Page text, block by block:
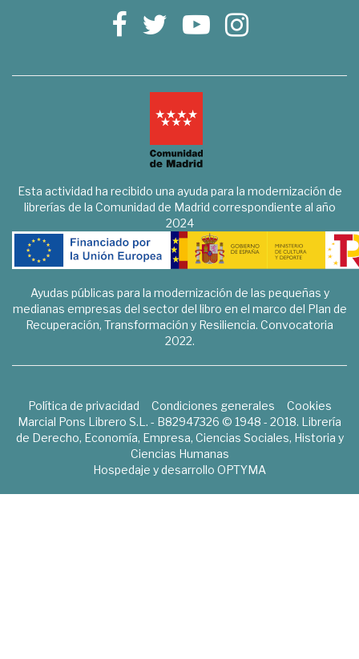
Esta actividad ha recibido una ayuda para la modernización de
librerías de la Comunidad de Madrid correspondiente al año
2024
Ayudas públicas para la modernización de las pequeñas y
medianas empresas del sector del libro en el marco del Plan de
Recuperación, Transformación y Resiliencia. Convocatoria
2022.
Política de privacidad Condiciones generales
Cookies
Marcial Pons Librero S.L. - B82947326 © 1948 - 2018. Librería
de Derecho, Economía, Empresa, Ciencias Sociales, Historia y
Ciencias Humanas
Hospedaje y desarrollo OPTYMA